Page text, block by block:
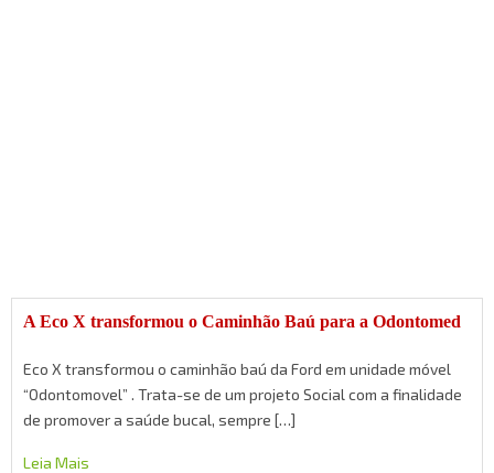
A Eco X transformou o Caminhão Baú para a Odontomed
Eco X transformou o caminhão baú da Ford em unidade móvel
“Odontomovel” . Trata-se de um projeto Social com a finalidade
de promover a saúde bucal, sempre […]
Leia Mais